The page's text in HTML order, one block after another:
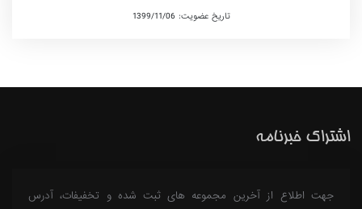
تاریخ عضویت: 1399/11/06
اشتراک خبرنامه
جهت اطلاع از آخرین مجموعه های ثبت شده و تخفیفات، آدرس